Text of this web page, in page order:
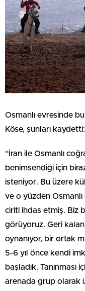
Osmanlı evresinde
Köse, şunları kaydetti:
“İran ile Osmanlı
benimsendiği için
isteniyor. Bu üzere
ve o yüzden Osmanlı
ciriti ihdas etmiş. Biz
görüyoruz. Geri
oynanıyor, bir ortak
5-6 yıl önce kendi
başladık. Tanınması
arenada grup olarak